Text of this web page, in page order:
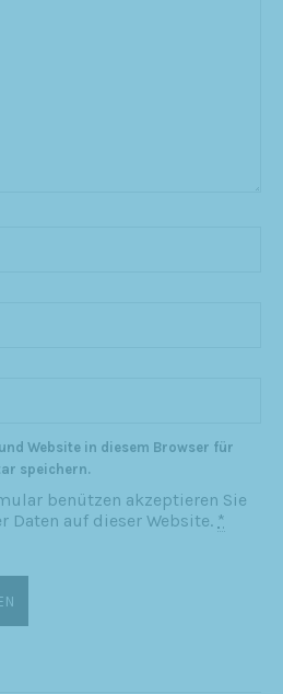
Website in diesem Browser für
speichern.
benützen akzeptieren Sie
Daten auf dieser Website. *